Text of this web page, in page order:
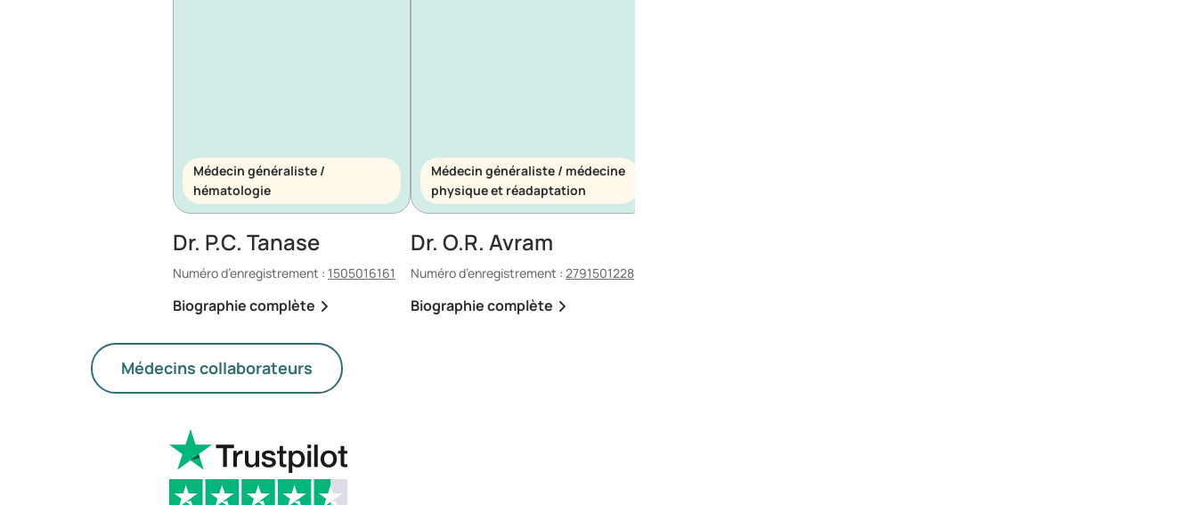
Médecin généraliste /
hématologie
Dr. P.C. Tanase
Numéro d’enregistrement : 1505016161
Biographie complète
Médecin généraliste / médecine
physique et réadaptation
Dr. O.R. Avram
Numéro d’enregistrement : 2791501228
Biographie complète
Médecins collaborateurs